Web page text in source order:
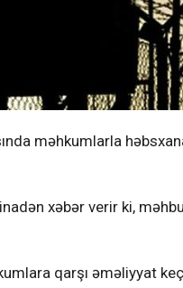
məhkumlarla
xəbər verir ki,
qarşı əməliyyat